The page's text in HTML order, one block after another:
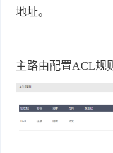
地址。
主路由配置ACL规